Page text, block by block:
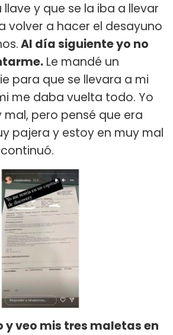
y que se la iba a llevar
volver a hacer el desayuno
Al día siguiente yo no
Le mandé un
para que se llevara a mi
me daba vuelta todo. Yo
pero pensé que era
pajera y estoy en muy mal
y veo mis tres maletas en